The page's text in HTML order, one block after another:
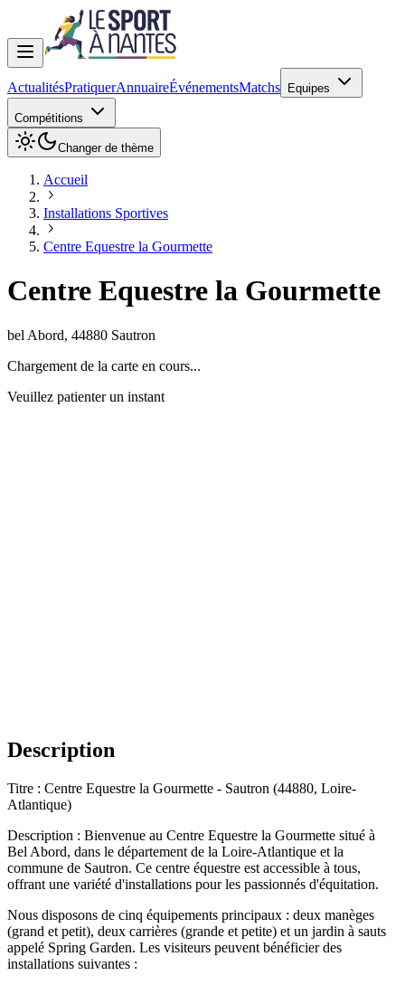
ActualitésPratiquerAnnuaireÉvénementsMatchs Equipes
Compétitions
Changer de thème
Accueil
Installations Sportives
Centre Equestre la Gourmette
Centre Equestre la Gourmette
bel Abord, 44880 Sautron
Chargement de la carte en cours...
Veuillez patienter un instant
Description
Titre : Centre Equestre la Gourmette - Sautron (44880, Loire-
Atlantique)
Description : Bienvenue au Centre Equestre la Gourmette situé à
Bel Abord, dans le département de la Loire-Atlantique et la
commune de Sautron. Ce centre équestre est accessible à tous,
offrant une variété d'installations pour les passionnés d'équitation.
Nous disposons de cinq équipements principaux : deux manèges
(grand et petit), deux carrières (grande et petite) et un jardin à sauts
appelé Spring Garden. Les visiteurs peuvent bénéficier des
installations suivantes :